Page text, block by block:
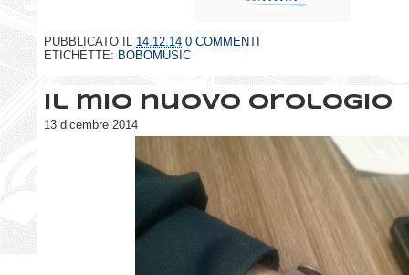
PUBBLICATO IL 14.12.14 0 COMMENTI
ETICHETTE: BOBOMUSIC
Il mio nuovo orologio
13 dicembre 2014